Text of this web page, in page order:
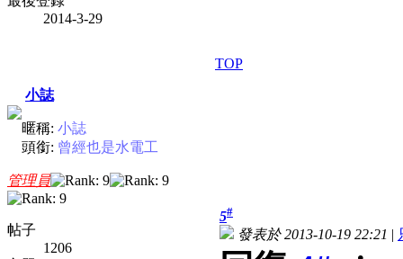
2014-3-29
TOP
小誌
暱稱: 小誌
頭銜: 曾經也是水電工
管理員
帖子
1206
5#
發表於 2013-10-19 22:21 |